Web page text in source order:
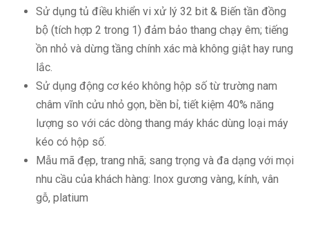
Sử dụng tủ điều khiển vi xử lý 32 bit & Biến tần đồng
bộ (tích hợp 2 trong 1) đảm bảo thang chạy êm; tiếng
ồn nhỏ và dừng tầng chính xác mà không giật hay rung
lắc.
Sử dụng động cơ kéo không hộp số từ trường nam
châm vĩnh cửu nhỏ gọn, bền bỉ, tiết kiệm 40% năng
lượng so với các dòng thang máy khác dùng loại máy
kéo có hộp số.
Mẫu mã đẹp, trang nhã; sang trọng và đa dạng với mọi
nhu cầu của khách hàng: Inox gương vàng, kính, vân
gỗ, platium